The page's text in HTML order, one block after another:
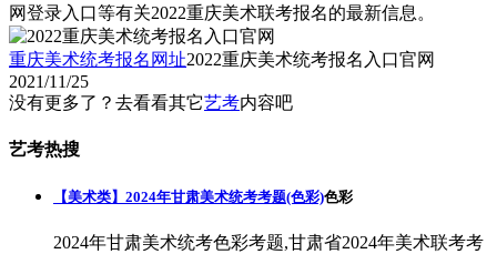
网登录入口等有关2022重庆美术联考报名的最新信息。
重庆美术统考报名网址2022重庆美术统考报名入口官网
2021/11/25
没有更多了？去看看其它艺考内容吧
艺考热搜
【美术类】2024年甘肃美术统考考题(色彩)色彩
2024年甘肃美术统考色彩考题,甘肃省2024年美术联考考